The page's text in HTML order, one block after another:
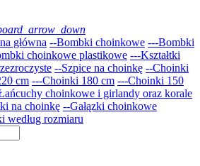
główna --Bombki choinkowe ---Bombki
choinkowe plastikowe ---Kształtki
--Szpice na choinkę --Choinki
cm ---Choinki 180 cm ---Choinki 150
choinkowe i girlandy oraz korale
na choinkę --Gałązki choinkowe
według rozmiaru